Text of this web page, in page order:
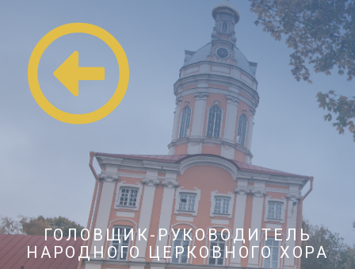
ГОЛОВЩИК-РУКОВОДИТЕЛЬ
НАРОДНОГО ЦЕРКОВНОГО ХОРА